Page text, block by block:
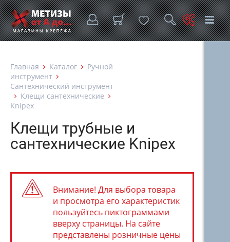
Главная Каталог
Ручной
инструмент
Сантехнический инструмент
Клещи сантехнические
Knipex
Клещи трубные и
сантехнические Knipex
Внимание! Для выбора товара
и просмотра его характеристик
пользуйтесь пиктограммами
вверху страницы. На сайте
представлены розничные цены